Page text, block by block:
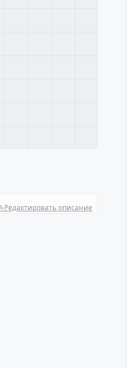
Редактировать описание